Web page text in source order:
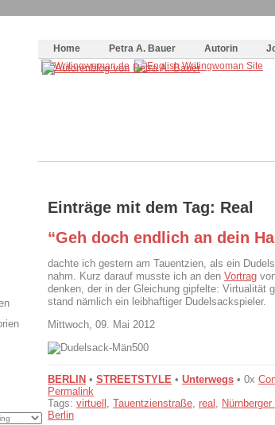
Home
Petra A. Bauer Autorin
Einträge mit dem Tag: Real
“Geh doch endlich an dein
dachte ich gestern am Tauentzien, als ein
nahm. Kurz darauf musste ich an den Vortrag
denken, der in der Gleichung gipfelte: Virtualität
stand nämlich ein leibhaftiger Dudelsackspieler.
Mittwoch, 09. Mai 2012
BERLIN • STREETSTYLE • Unterwegs • 0x
Permalink
Tags: virtuell Tauentzienstraße real
Berlin